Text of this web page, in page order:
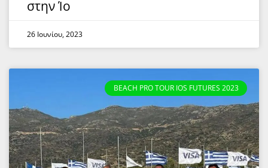
στην Ίο
26 Ιουνίου, 2023
BEACH PRO TOUR IOS FUTURES 2023